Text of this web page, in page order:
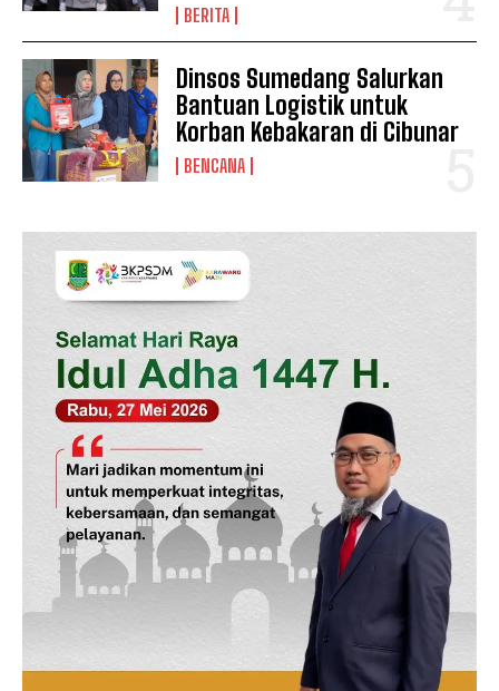
News Week
Magazine PRO
SUBSCRIBE NOW
Company
BERITA
Dinsos Sumedang Salurkan
Bantuan Logistik untuk
Korban Kebakaran di Cibunar
BENCANA